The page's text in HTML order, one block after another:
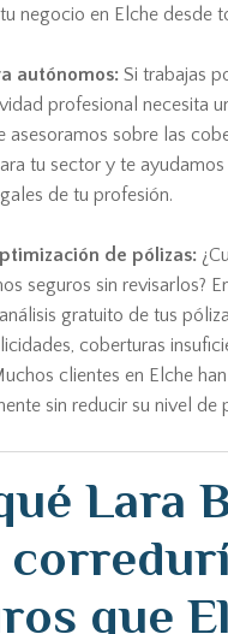
negocio en Elche desde
autónomos: Si trabajas
profesional necesita
asesoramos sobre las
tu sector y te
de tu profesión.
de pólizas:
seguros sin revisarlos?
gratuito de tus
coberturas
clientes en Elche
sin reducir su nivel de
Lara
que